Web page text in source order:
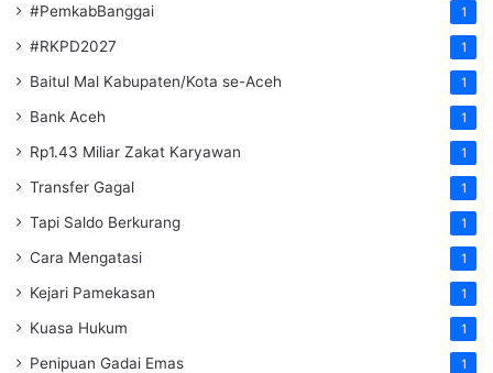
#PemkabBanggai 1
#RKPD2027 1
Baitul Mal Kabupaten/Kota se-Aceh 1
Bank Aceh 1
Rp1.43 Miliar Zakat Karyawan 1
Transfer Gagal 1
Tapi Saldo Berkurang 1
Cara Mengatasi 1
Kejari Pamekasan 1
Kuasa Hukum 1
Penipuan Gadai Emas 1